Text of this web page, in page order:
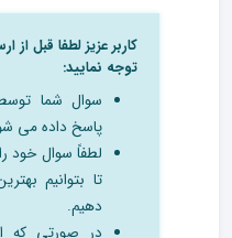
کاربر عزیز لطفا قبل از
توجه نمایید:
سوال شما
پاسخ داده می
لطفاً سوال خود
تا بتوانیم
دهیم.
در صورتی که